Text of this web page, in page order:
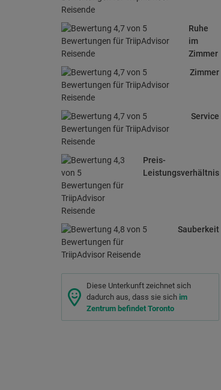
Ruhe
im
Zimmer
Zimmer
Service
Preis-
Leistungsverhältnis
Sauberkeit
Diese Unterkunft zeichnet sich
dadurch aus, dass sie sich im
Zentrum befindet Toronto